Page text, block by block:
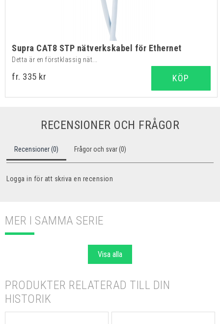
Supra CAT8 STP nätverkskabel för Ethernet
Detta är en förstklassig nät...
fr. 335 kr KÖP
RECENSIONER OCH FRÅGOR
Recensioner (0) Frågor och svar (0)
Logga in för att skriva en recension
MER I SAMMA SERIE
Visa alla
PRODUKTER RELATERAD TILL DIN
HISTORIK